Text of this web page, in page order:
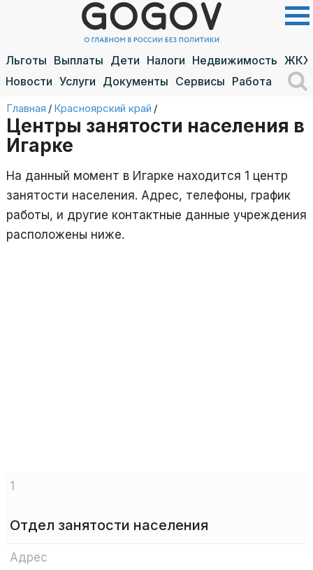
Льготы Выплаты Дети Налоги Недвижимость ЖКХ
Новости Услуги Документы Сервисы Работа
Главная / Красноярский край /
Центры занятости населения в
Игарке
На данный момент в Игарке находится 1 центр
занятости населения. Адрес, телефоны, график
работы, и другие контактные данные учреждения
расположены ниже.
1
Отдел занятости населения
Адрес